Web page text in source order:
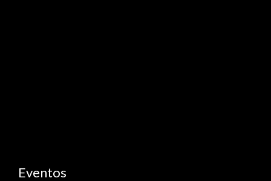
Eventos